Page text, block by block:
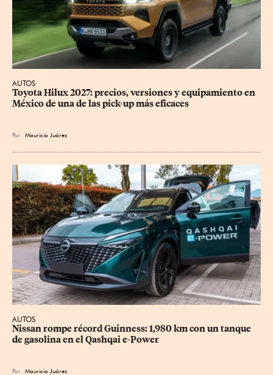
AUTOS
Toyota Hilux 2027: precios, versiones y equipamiento en
México de una de las pick-up más eficaces
Por Mauricio Juárez
AUTOS
Nissan rompe récord Guinness: 1,980 km con un tanque
de gasolina en el Qashqai e-Power
Por Mauricio Juárez